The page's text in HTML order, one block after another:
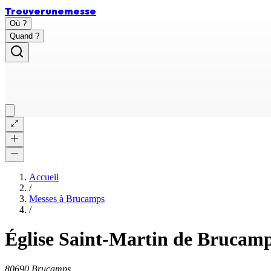
Trouverunemesse
Où ?
Quand ?
Accueil
/
Messes à Brucamps
/
Église Saint-Martin de
80690 Brucamps